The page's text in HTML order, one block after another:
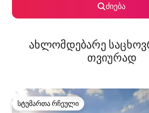
ძიება
ახლომდებარე
თვიურად
სტუმართა რჩეული
სტუმართა რჩეული